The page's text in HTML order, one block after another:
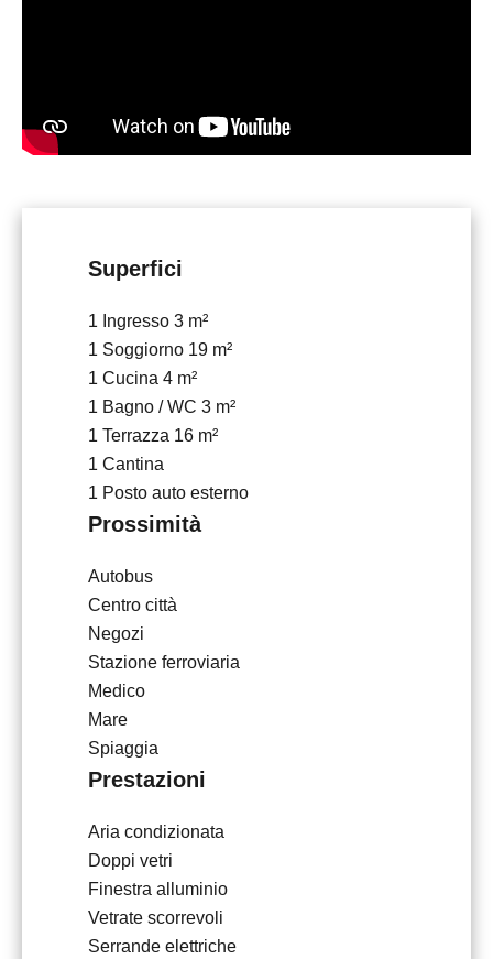
Superfici
1 Ingresso 3 m²
1 Soggiorno 19 m²
1 Cucina 4 m²
1 Bagno / WC 3 m²
1 Terrazza 16 m²
1 Cantina
1 Posto auto esterno
Prossimità
Autobus
Centro città
Negozi
Stazione ferroviaria
Medico
Mare
Spiaggia
Prestazioni
Aria condizionata
Doppi vetri
Finestra alluminio
Vetrate scorrevoli
Serrande elettriche